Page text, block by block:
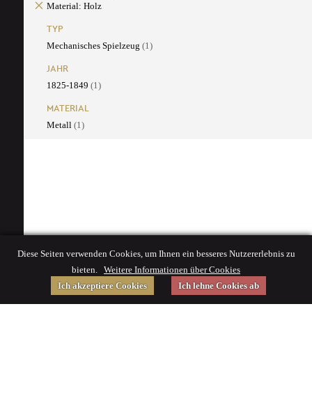
Material: Holz
TYP
Mechanisches Spielzeug (1)
JAHR
1825-1849 (1)
MATERIAL
Metall (1)
Diese Seiten verwenden Cookies, um Ihnen ein besseres Nutzererlebnis zu
bieten. Weitere Informationen über Cookies
Ich akzeptiere Cookies
Ich lehne Cookies ab